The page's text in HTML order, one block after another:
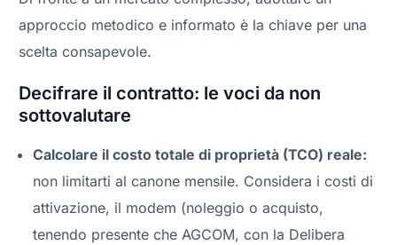
approccio metodico e informato è la chiave per una
scelta consapevole.
Decifrare il contratto: le voci da non
sottovalutare
Calcolare il costo totale di proprietà (TCO) reale:
non limitarti al canone mensile. Considera i costi di
attivazione, il modem (noleggio o acquisto,
tenendo presente che AGCOM, con la Delibera